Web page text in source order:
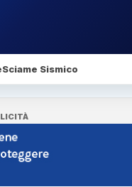
Sciame Sismico